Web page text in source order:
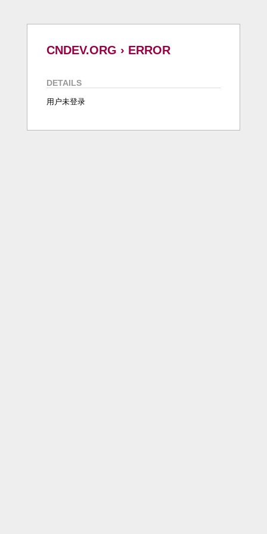
CNDEV.ORG › ERROR
DETAILS
用户未登录